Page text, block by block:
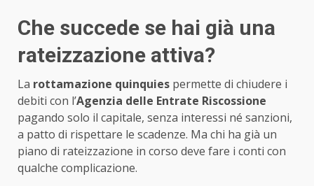
Che succede se hai già una
rateizzazione attiva?
La rottamazione quinquies permette di chiudere i
debiti con l’Agenzia delle Entrate Riscossione
pagando solo il capitale, senza interessi né sanzioni,
a patto di rispettare le scadenze. Ma chi ha già un
piano di rateizzazione in corso deve fare i conti con
qualche complicazione.